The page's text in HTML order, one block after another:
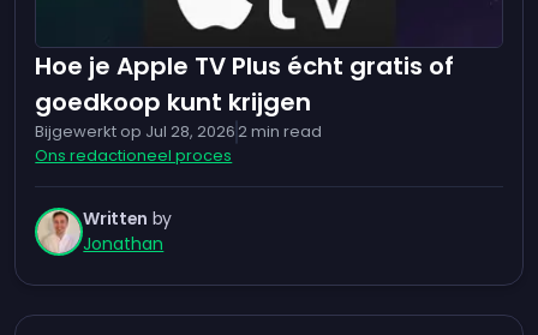
Hoe je Apple TV Plus écht gratis of
goedkoop kunt krijgen
Bijgewerkt op Jul 28, 20262min read
Ons redactioneel proces
Written by
Jonathan